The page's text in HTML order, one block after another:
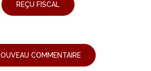
REÇU FISCAL
COMMENTAIRE